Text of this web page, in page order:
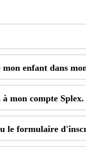
mon enfant dans
à mon compte Splex.
le formulaire d'